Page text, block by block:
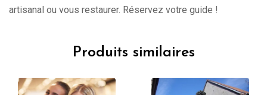
artisanal ou vous restaurer. Réservez votre guide !
Produits similaires